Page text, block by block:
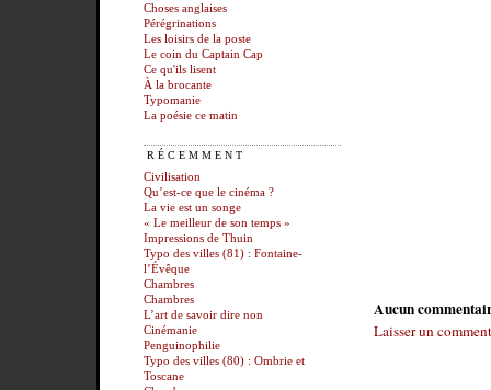
Choses anglaises
Pérégrinations
Les loisirs de la poste
Le coin du Captain Cap
Ce qu'ils lisent
À la brocante
Typomanie
La poésie ce matin
RÉCEMMENT
Civilisation
Qu’est-ce que le cinéma ?
La vie est un songe
« Le meilleur de son temps »
Impressions de Thuin
Typo des villes (81) : Fontaine-
l’Évêque
Chambres
Chambres
L’art de savoir dire non
Cinémanie
Penguinophilie
Typo des villes (80) : Ombrie et
Toscane
Aucun
Laisser un